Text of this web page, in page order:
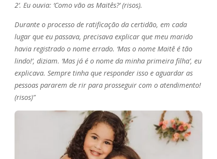
2’. Eu ouvia: ‘Como vão as Maitês?’ (risos).
Durante o processo de ratificação da certidão, em cada
lugar que eu passava, precisava explicar que meu marido
havia registrado o nome errado. ‘Mas o nome Maitê é tão
lindo!’, diziam. ‘Mas já é o nome da minha primeira filha’, eu
explicava. Sempre tinha que responder isso e aguardar as
pessoas pararem de rir para prosseguir com o atendimento!
(risos)”